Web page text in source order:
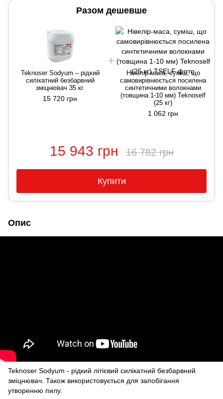
Разом дешевше
Teknoser Sodyum – рідкий
силікатний безбарвний
зміцнювач 35 кг.
15 720 грн
Нівелір-маса, суміш, що
самовирівнюється посилена
синтетичними волокнами
(товщина 1-10 мм) Teknoself
(25 кг)
1 062 грн
15 943 грн 16 782 грн
Купити
Опис
Teknoser Sodyum - рідкий літієвий силікатний безбарвний
зміцнювач. Також використовується для запобігання
утворенню пилу.